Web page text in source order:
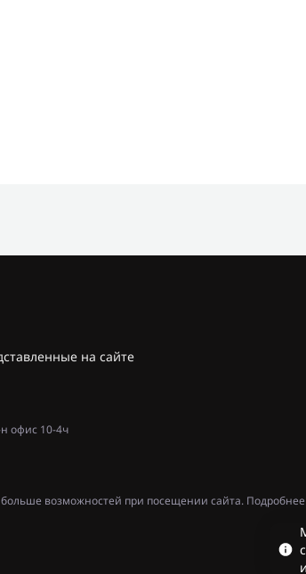
на сайте
офис 10-4ч
возможностей при посещении сайта.